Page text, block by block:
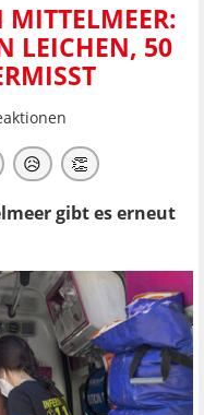
LEICHEN, 50
😥 👏
gibt es erneut